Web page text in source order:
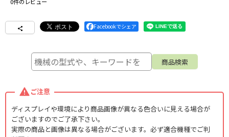
Facebookでシェア
ご注意
ディスプレイや環境により商品画像が異なる色合いに見える場合が
ございますのでご了承下さい。
実際の商品と画像は異なる場合がございます。必ず適合機種でご判